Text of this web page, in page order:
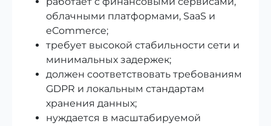
облачными платформами, SaaS и
eCommerce;
требует высокой стабильности сети и
минимальных задержек;
должен соответствовать требованиям
GDPR и локальным стандартам
хранения данных;
нуждается в масштабируемой